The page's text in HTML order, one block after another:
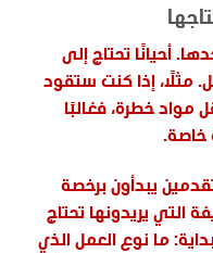
أحيانًا تحتاج إلى
مثلًا، إذا كنت ستقود
مواد خطرة، فغالبًا
خاصة.
يبدأون برخصة
التي يريدونها تحتاج
ما نوع العمل الذي